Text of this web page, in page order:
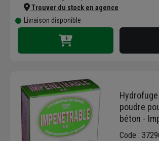
Trouver du stock en agence
Livraison disponible
poudre
béton -
paquet de
Code :